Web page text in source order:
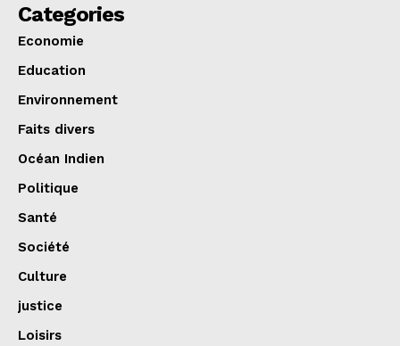
Categories
Economie
Education
Environnement
Faits divers
Océan Indien
Politique
Santé
Société
Culture
justice
Loisirs